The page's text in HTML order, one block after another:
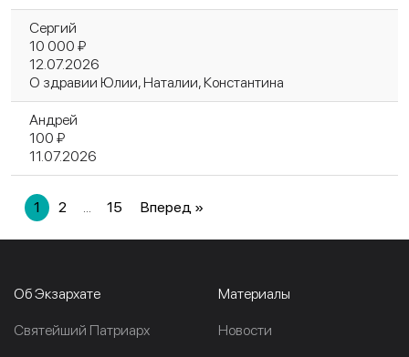
Сергий
10 000 ₽
12.07.2026
О здравии Юлии, Наталии, Константина
Андрей
100 ₽
11.07.2026
1 2 ... 15 Вперед »
Об Экзархате
Cвятейший Патриарх
Материалы
Новости